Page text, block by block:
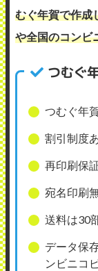
むぐ年賀で作成
や全国のコンビ
つむぐ
つむぐ年
割引制度
再印刷保
宛名印刷
送料は30
データ保
ンビニコ